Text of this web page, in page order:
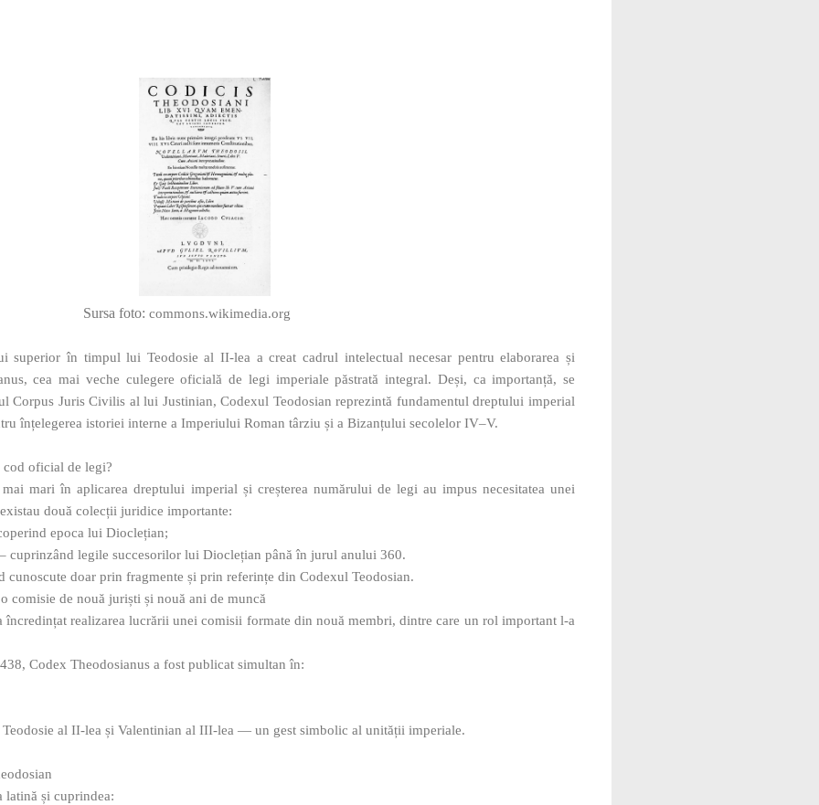
Sursa foto: commons.wikimedia.org
superior în timpul lui Teodosie al II‑lea a creat cadrul intelectual necesar pentru elaborarea și
cea mai veche culegere oficială de legi imperiale păstrată integral. Deși, ca importanță, se
Corpus Juris Civilis al lui Justinian, Codexul Teodosian reprezintă fundamentul dreptului imperial
înțelegerea istoriei interne a Imperiului Roman târziu și a Bizanțului secolelor IV–V.
oficial de legi?
mari în aplicarea dreptului imperial și creșterea numărului de legi au impus necesitatea unei
două colecții juridice importante:
epoca lui Dioclețian;
cuprinzând legile succesorilor lui Dioclețian până în jurul anului 360.
cunoscute doar prin fragmente și prin referințe din Codexul Teodosian.
comisie de nouă juriști și nouă ani de muncă
încredințat realizarea lucrării unei comisii formate din nouă membri, dintre care un rol important l‑a
Codex Theodosianus a fost publicat simultan în:
al II‑lea și Valentinian al III‑lea — un gest simbolic al unității imperiale.
latină și cuprindea: